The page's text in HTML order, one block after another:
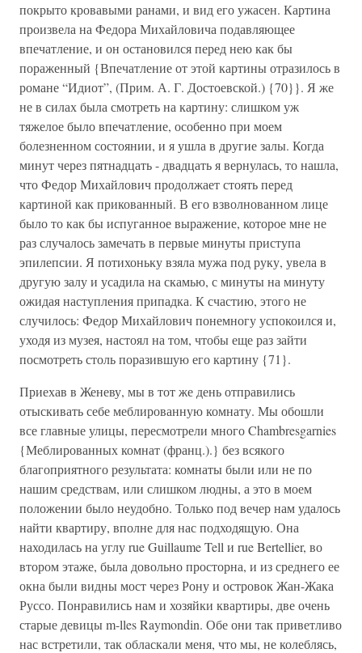
покрыто кровавыми ранами, и вид его ужасен. Картина
произвела на Федора Михайловича подавляющее
впечатление, и он остановился перед нею как бы
пораженный {Впечатление от этой картины отразилось в
романе “Идиот”, (Прим. А. Г. Достоевской.) {70}}. Я же
не в силах была смотреть на картину: слишком уж
тяжелое было впечатление, особенно при моем
болезненном состоянии, и я ушла в другие залы. Когда
минут через пятнадцать - двадцать я вернулась, то нашла,
что Федор Михайлович продолжает стоять перед
картиной как прикованный. В его взволнованном лице
было то как бы испуганное выражение, которое мне не
раз случалось замечать в первые минуты приступа
эпилепсии. Я потихоньку взяла мужа под руку, увела в
другую залу и усадила на скамью, с минуты на минуту
ожидая наступления припадка. К счастию, этого не
случилось: Федор Михайлович понемногу успокоился и,
уходя из музея, настоял на том, чтобы еще раз зайти
посмотреть столь поразившую его картину {71}.
Приехав в Женеву, мы в тот же день отправились
отыскивать себе меблированную комнату. Мы обошли
все главные улицы, пересмотрели много Chambresgarnies
{Меблированных комнат (франц.).} без всякого
благоприятного результата: комнаты были или не по
нашим средствам, или слишком людны, а это в моем
положении было неудобно. Только под вечер нам удалось
найти квартиру, вполне для нас подходящую. Она
находилась на углу rue Guillaume Tell и rue Bertellier, во
втором этаже, была довольно просторна, и из среднего ее
окна были видны мост через Рону и островок Жан-Жака
Руссо. Понравились нам и хозяйки квартиры, две очень
старые девицы m-lles Raymondin. Обе они так приветливо
нас встретили, так обласкали меня, что мы, не колеблясь,